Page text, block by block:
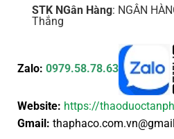
STK NGân Hàng: NGÂN
Thắng
Zalo: 0979.58.78.63
Website: https://
Gmail: